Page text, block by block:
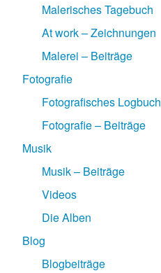
Malerisches Tagebuch
At work – Zeichnungen
Malerei – Beiträge
Fotografie
Fotografisches Logbuch
Fotografie – Beiträge
Musik
Musik – Beiträge
Videos
Die Alben
Blog
Blogbeiträge